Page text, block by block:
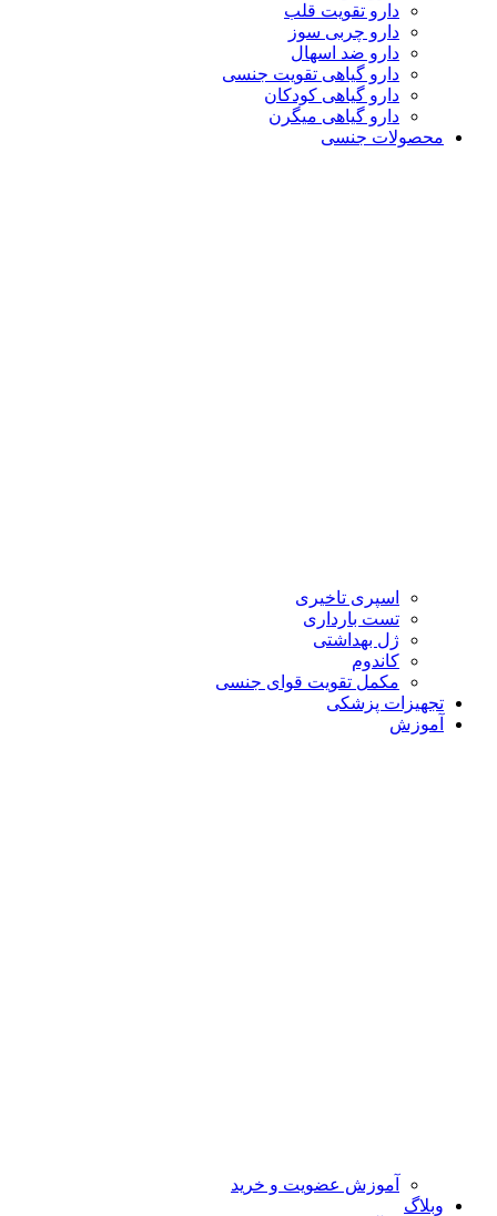
دارو تقویت قلب
دارو چربی سوز
دارو ضد اسهال
دارو گیاهی تقویت جنسی
دارو گیاهی کودکان
دارو گیاهی میگرن
محصولات جنسی
اسپری تاخیری
تست بارداری
ژل بهداشتی
کاندوم
مکمل تقویت قوای جنسی
تجهیزات پزشکی
آموزش
آموزش عضویت و خرید
وبلاگ